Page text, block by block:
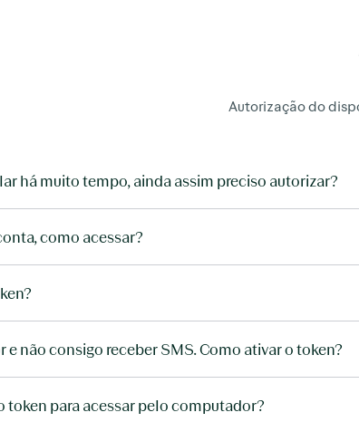
Autorização do
há muito tempo, ainda assim preciso autorizar?
como acessar?
e não consigo receber SMS. Como ativar o token?
token para acessar pelo computador?